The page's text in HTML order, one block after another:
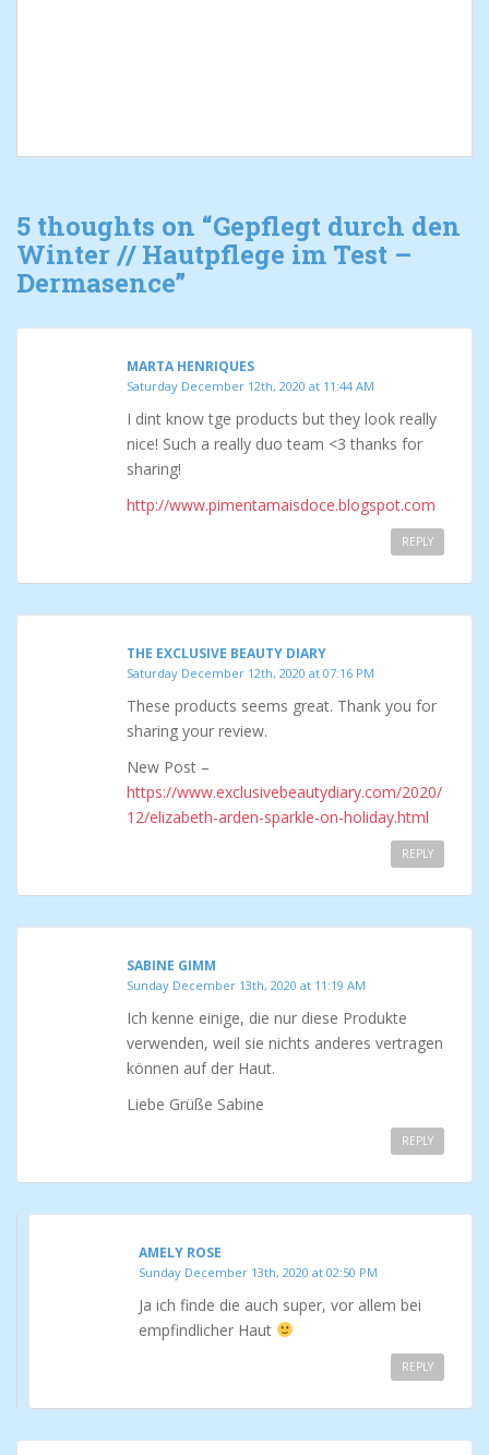
5 thoughts on “Gepflegt durch den
Winter // Hautpflege im Test –
Dermasence”
MARTA HENRIQUES
Saturday December 12th, 2020 at 11:44 AM
I dint know tge products but they look really
nice! Such a really duo team <3 thanks for
sharing!
http://www.pimentamaisdoce.blogspot.com
REPLY
THE EXCLUSIVE BEAUTY DIARY
Saturday December 12th, 2020 at 07:16 PM
These products seems great. Thank you for
sharing your review.
New Post –
https://www.exclusivebeautydiary.com/2020/
12/elizabeth-arden-sparkle-on-holiday.html
REPLY
SABINE GIMM
Sunday December 13th, 2020 at 11:19 AM
Ich kenne einige, die nur diese Produkte
verwenden, weil sie nichts anderes vertragen
können auf der Haut.
Liebe Grüße Sabine
REPLY
AMELY ROSE
Sunday December 13th, 2020 at 02:50 PM
Ja ich finde die auch super, vor allem bei
empfindlicher Haut
REPLY